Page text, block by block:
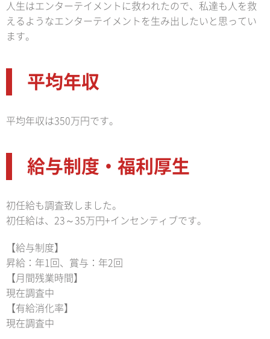
人生はエンターテイメントに救われたので、私達も人を救
えるようなエンターテイメントを生み出したいと思ってい
ます。
平均年収
平均年収は350万円です。
給与制度・福利厚生
初任給も調査致しました。
初任給は、23～35万円+インセンティブです。
【給与制度】
昇給：年1回、賞与：年2回
【月間残業時間】
現在調査中
【有給消化率】
現在調査中